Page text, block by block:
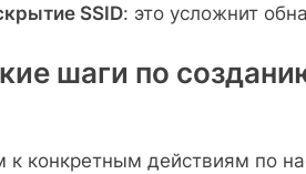
SSID: это усложнит
шаги по
к конкретным действиям по